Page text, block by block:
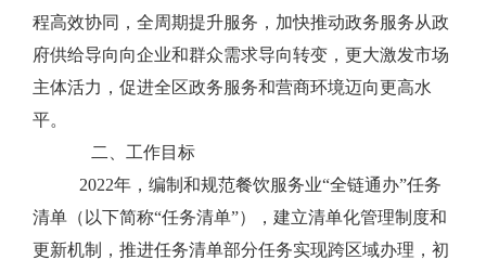
程高效协同，全周期提升服务，加快推动政务服务从政
府供给导向向企业和群众需求导向转变，更大激发市场
主体活力，促进全区政务服务和营商环境迈向更高水
平。
二、 工作目标
2022年，编制和规范餐饮服务业“全链通办”任务
清单（以下简称“任务清单”），建立清单化管理制度和
更新机制，推进任务清单部分任务实现跨区域办理，初